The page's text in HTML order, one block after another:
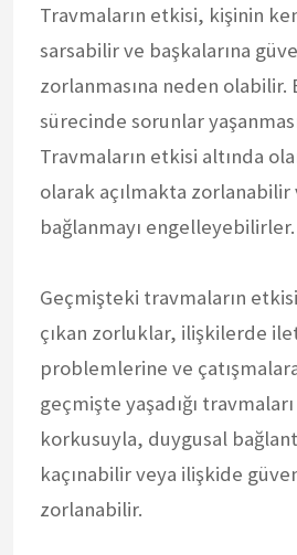
Travmaların etkisi, kişinin
sarsabilir ve başkalarına
zorlanmasına neden olabilir.
sürecinde sorunlar
Travmaların etkisi altında
olarak açılmakta zorlanabilir
bağlanmayı engelleyebilirler.
Geçmişteki travmaların
çıkan zorluklar, ilişkilerde
problemlerine ve
geçmişte yaşadığı
korkusuyla, duygusal
kaçınabilir veya ilişkide
zorlanabilir.